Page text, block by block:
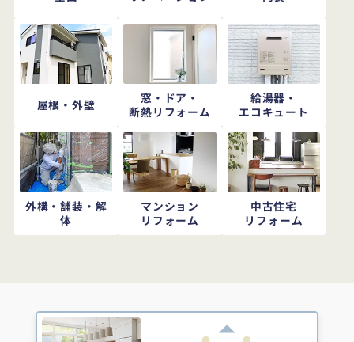
屋根・外壁
窓・ドア・
断熱リフォーム
給湯器・
エコキュート
外構・舗装・解
体
マンション
リフォーム
中古住宅
リフォーム